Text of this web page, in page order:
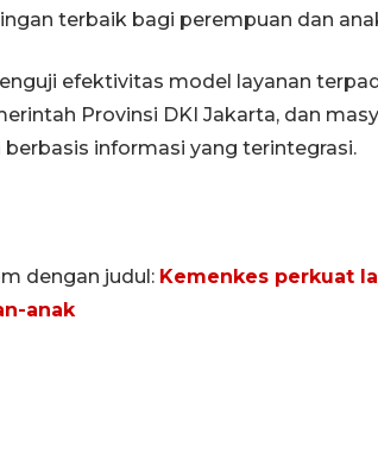
terbaik bagi perempuan dan
efektivitas model layanan
Provinsi DKI Jakarta, dan
informasi yang terintegrasi.
dengan judul: Kemenkes perkuat
anak